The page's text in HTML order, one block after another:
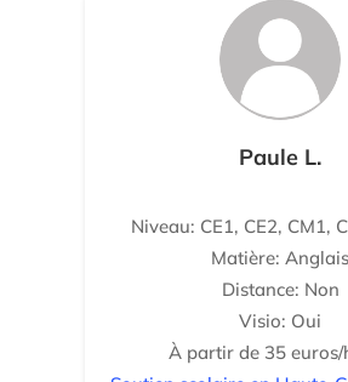
Paule L.
Niveau: CE1, CE2, CM1,
Matière: Anglais
Distance: Non
Visio: Oui
À partir de 35 euros/